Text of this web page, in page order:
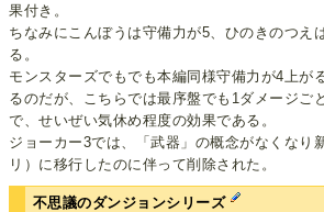
果付き。
ちなみにこんぼうは守備力が5、ひのきのつえ
る。
モンスターズでもでも本編同様守備力が4上が
るのだが、こちらでは最序盤でも1ダメージご
で、せいぜい気休め程度の効果である。
ジョーカー3では、「武器」の概念がなくなり
リ）に移行したのに伴って削除された。
不思議のダンジョンシリーズ